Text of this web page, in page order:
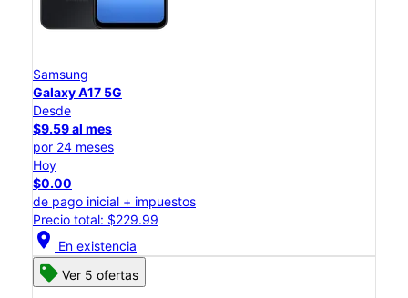
Samsung
Galaxy A17 5G
Desde
$9.59 al mes
por 24 meses
Hoy
$0.00
de pago inicial + impuestos
Precio total: $229.99
location_on En existencia
Ver 5 ofertas